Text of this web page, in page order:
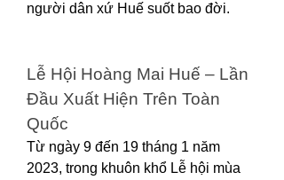
người dân xứ Huế suốt bao đời.
Lễ Hội Hoàng Mai Huế – Lần
Đầu Xuất Hiện Trên Toàn
Quốc
Từ ngày 9 đến 19 tháng 1 năm
2023, trong khuôn khổ Lễ hội mùa